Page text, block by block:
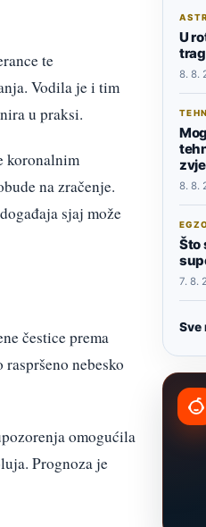
te
Vodila je i tim
u praksi.
koronalnim
na zračenje.
sjaj može
čestice prema
nebesko
omogućila
Prognoza je
U
8. 8.
8. 8.
Što
7. 8.
Sve